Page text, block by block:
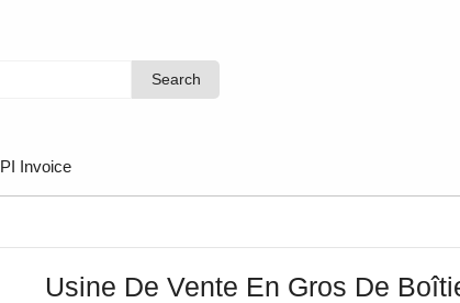
Search
Search
PI Invoice
Usine De Vente En Gros De